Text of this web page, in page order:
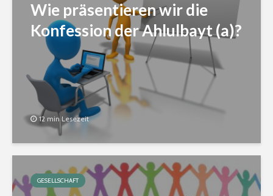
Wie präsentieren wir die
Konfession der Ahlulbayt (a)?
12 min Lesezeit
GESELLSCHAFT